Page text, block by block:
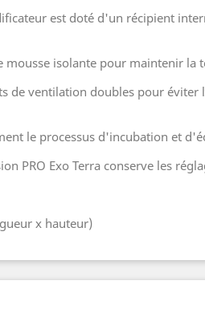
est doté d'un récipient
mousse isolante pour maintenir
de ventilation doubles pour
le processus d'incubation et
PRO Exo Terra conserve les
x hauteur)